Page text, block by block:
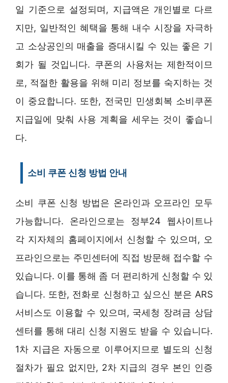
일 기준으로 설정되며, 지급액은 개인별로 다르
지만, 일반적인 혜택을 통해 내수 시장을 자극하
고 소상공인의 매출을 증대시킬 수 있는 좋은 기
회가 될 것입니다. 쿠폰의 사용처는 제한적이므
로, 적절한 활용을 위해 미리 정보를 숙지하는 것
이 중요합니다. 또한, 전국민 민생회복 소비쿠폰
지급일에 맞춰 사용 계획을 세우는 것이 좋습니
다.
소비 쿠폰 신청 방법 안내
소비 쿠폰 신청 방법은 온라인과 오프라인 모두
가능합니다. 온라인으로는 정부24 웹사이트나
각 지자체의 홈페이지에서 신청할 수 있으며, 오
프라인으로는 주민센터에 직접 방문해 접수할 수
있습니다. 이를 통해 좀 더 편리하게 신청할 수 있
습니다. 또한, 전화로 신청하고 싶으신 분은 ARS
서비스도 이용할 수 있으며, 국세청 장려금 상담
센터를 통해 대리 신청 지원도 받을 수 있습니다.
1차 지급은 자동으로 이루어지므로 별도의 신청
절차가 필요 없지만, 2차 지급의 경우 본인 인증